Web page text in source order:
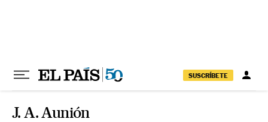
SUSCRÍBETE
J. A. Aunión